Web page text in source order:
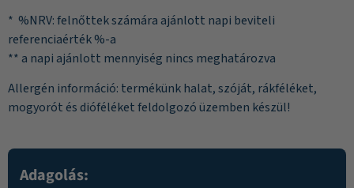
* %NRV: felnőttek számára ajánlott napi beviteli
referenciaérték %-a
** a napi ajánlott mennyiség nincs meghatározva
Allergén információ: termékünk halat, szóját, rákféléket,
mogyorót és dióféléket feldolgozó üzemben készül!
Adagolás: